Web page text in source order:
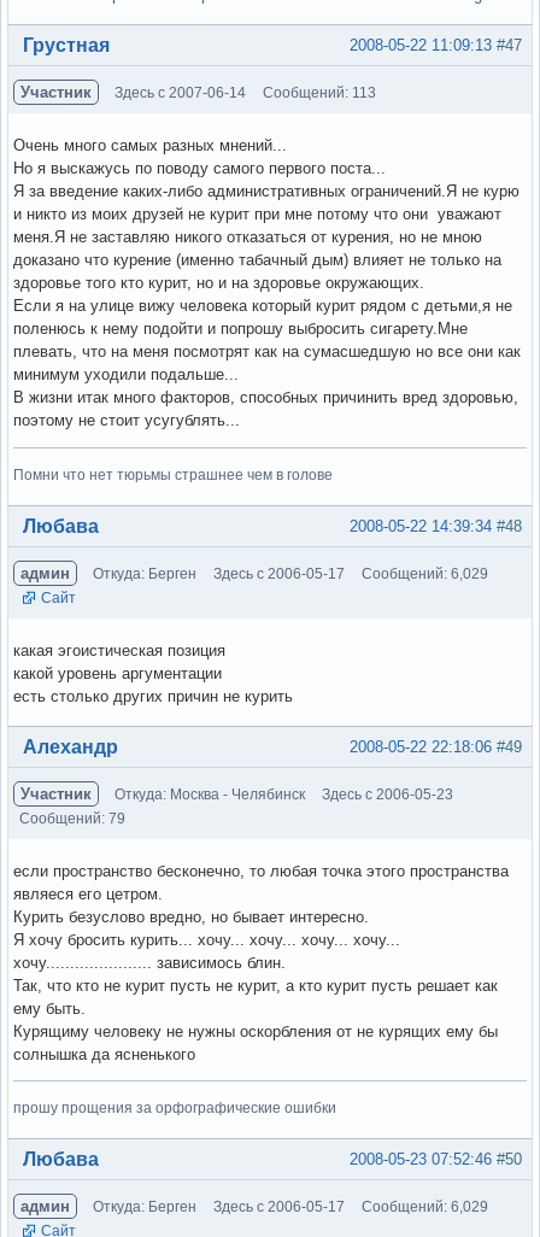
Вне форума #47
2008-05-22 11:09:13
Грустная
Участник Здесь с 2007-06-14 Сообщений: 113
Очень много самых разных мнений...
Но я выскажусь по поводу самого первого поста...
Я за введение каких-либо административных ограничений.Я не курю
и никто из моих друзей не курит при мне потому что они уважают
меня.Я не заставляю никого отказаться от курения, но не мною
доказано что курение (именно табачный дым) влияет не только на
здоровье того кто курит, но и на здоровье окружающих.
Если я на улице вижу человека который курит рядом с детьми,я не
поленюсь к нему подойти и попрошу выбросить сигарету.Мне
плевать, что на меня посмотрят как на сумасшедшую но все они как
минимум уходили подальше...
В жизни итак много факторов, способных причинить вред здоровью,
поэтому не стоит усугублять...
Помни что нет тюрьмы страшнее чем в голове
Вне форума #48
2008-05-22 14:39:34
Любава
админ Откуда: Берген Здесь с 2006-05-17
Сообщений: 6,029
Сайт
какая эгоистическая позиция
какой уровень аргументации
есть столько других причин не курить
Вне форума #49
2008-05-22 22:18:06
Алехандр
Участник Откуда: Москва - Челябинск
Здесь с 2006-05-23
Сообщений: 79
если пространство бесконечно, то любая точка этого пространства
являеся его цетром.
Курить безуслово вредно, но бывает интересно.
Я хочу бросить курить... хочу... хочу... хочу... хочу...
хочу...................... зависимось блин.
Так, что кто не курит пусть не курит, а кто курит пусть решает как
ему быть.
Курящиму человеку не нужны оскорбления от не курящих ему бы
солнышка да ясненького
прошу прощения за орфографические ошибки
Вне форума #50
2008-05-23 07:52:46
Любава
админ Откуда: Берген Здесь с 2006-05-17
Сообщений: 6,029
Сайт